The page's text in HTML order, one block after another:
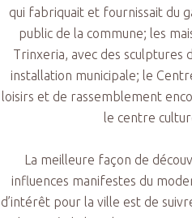
qui fabriquait et fournissait du
public de la commune; les
Trinxeria, avec des sculptures
installation municipale; le
loisirs et de rassemblement
le centre
La meilleure façon de
influences manifestes du
d’intérêt pour la ville est de